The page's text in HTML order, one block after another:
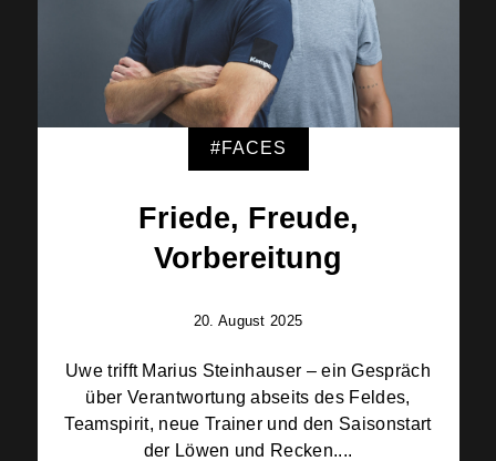
#FACES
Friede, Freude,
Vorbereitung
20. August 2025
Uwe trifft Marius Steinhauser – ein Gespräch
über Verantwortung abseits des Feldes,
Teamspirit, neue Trainer und den Saisonstart
der Löwen und Recken....